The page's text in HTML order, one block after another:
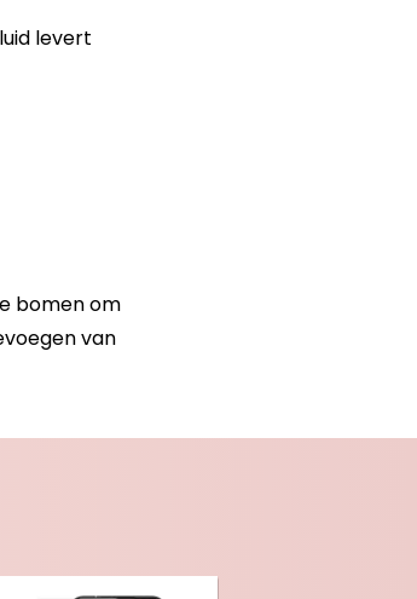
levert
bomen om
van